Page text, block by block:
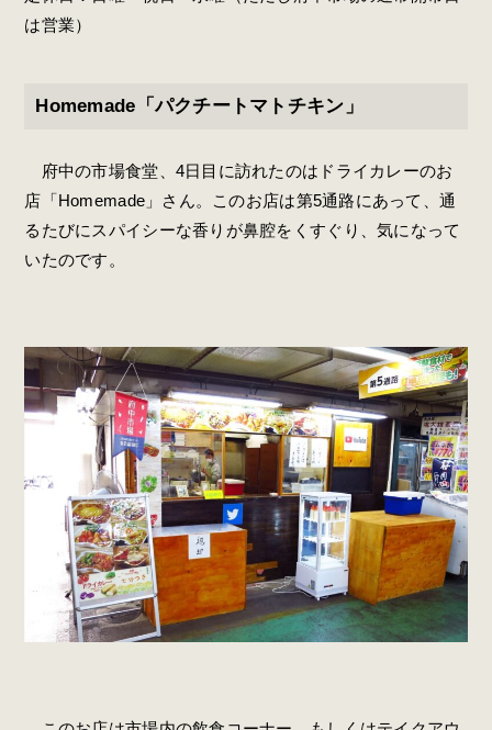
は営業）
Homemade「パクチートマトチキン」
府中の市場食堂、4日目に訪れたのはドライカレーのお
店「Homemade」さん。このお店は第5通路にあって、通
るたびにスパイシーな香りが鼻腔をくすぐり、気になって
いたのです。